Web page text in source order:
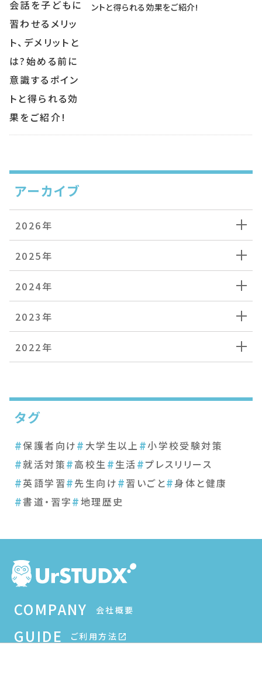
ントと得られる効果をご紹介!
アーカイブ
2026年
2025年
2024年
2023年
2022年
タグ
#保護者向け# 大学生以上 #小学校受験対策
#就活対策#高校生#生活#プレスリリース
#英語学習#先生向け#習いごと#身体と健康
#書道・習字#地理歴史
COMPANY 会社概要
GUIDE ご利用方法